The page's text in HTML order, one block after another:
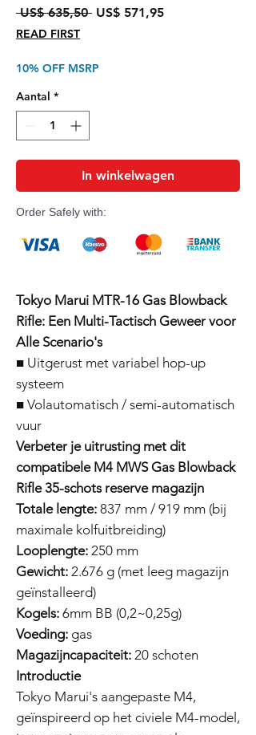
US$ 635,50 Normale
US$ 571,95Verkoopprijs
READ FIRST
10% OFF MSRP
Aantal *
In winkelwagen
Order Safely with:
Tokyo Marui MTR-16 Gas Blowback
Rifle: Een Multi-Tactisch Geweer voor
Alle Scenario's
■ Uitgerust met variabel hop-up
systeem
■ Volautomatisch / semi-automatisch
vuur
Verbeter je uitrusting met dit
compatibele M4 MWS Gas Blowback
Rifle 35-schots reserve magazijn
Totale lengte: 837 mm / 919 mm (bij
maximale kolfuitbreiding)
Looplengte: 250 mm
Gewicht: 2.676 g (met leeg magazijn
geïnstalleerd)
Kogels: 6mm BB (0,2~0,25g)
Voeding: gas
Magazijncapaciteit: 20 schoten
Introductie
Tokyo Marui's aangepaste M4,
geïnspireerd op het civiele M4-model,